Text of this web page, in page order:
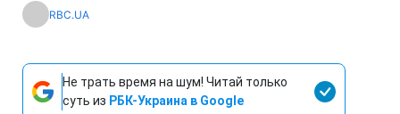
RBC.UA
Не трать время на шум! Читай только
суть из РБК-Украина в Google